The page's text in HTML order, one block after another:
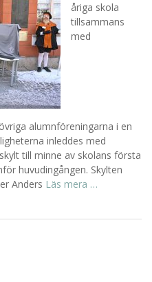
åriga skola
tillsammans
med
alumnföreningarna i en
inleddes med
till minne av skolans första
huvudingången. Skylten
Anders Läs mera …